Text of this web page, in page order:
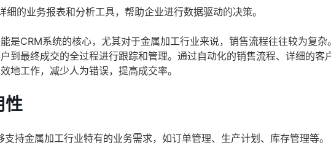
细的业务报表和分析工具，帮助企业进行数据驱动的决策。
是CRM系统的核心，尤其对于金属加工行业来说，销售流程往往较为复
到最终成交的全过程进行跟踪和管理。通过自动化的销售流程、详细的客
地工作，减少人为错误，提高成交率。
性
支持金属加工行业特有的业务需求，如订单管理、生产计划、库存管理等。